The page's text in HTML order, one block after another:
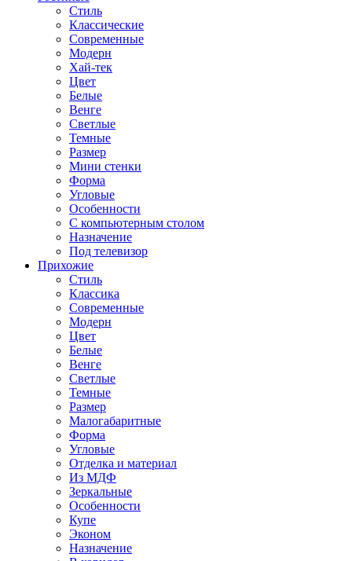
Стиль
Классические
Современные
Модерн
Хай-тек
Цвет
Белые
Венге
Светлые
Темные
Размер
Мини стенки
Форма
Угловые
Особенности
С компьютерным столом
Назначение
Под телевизор
Прихожие
Стиль
Классика
Современные
Модерн
Цвет
Белые
Венге
Светлые
Темные
Размер
Малогабаритные
Форма
Угловые
Отделка и материал
Из МДФ
Зеркальные
Особенности
Купе
Эконом
Назначение